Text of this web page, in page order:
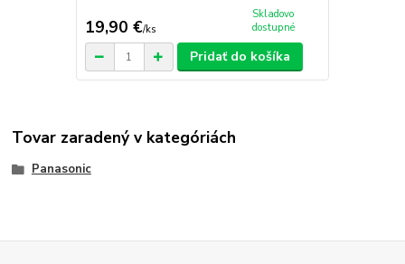
19,90 €/ks
Skladovo
dostupné
Pridať do košíka
Tovar zaradený v kategóriách
Panasonic